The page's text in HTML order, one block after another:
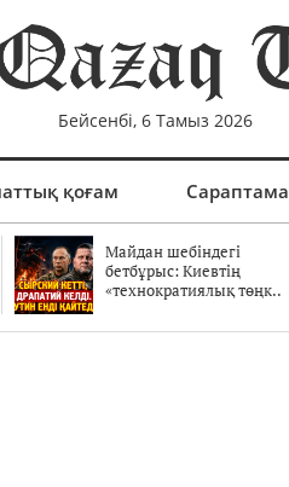
Бейсенбі, 6 Тамыз 2026
қоғам Сараптама
Майдан шебіндегі
бетбұрыс: Киевтің
«технократиялық төңк..